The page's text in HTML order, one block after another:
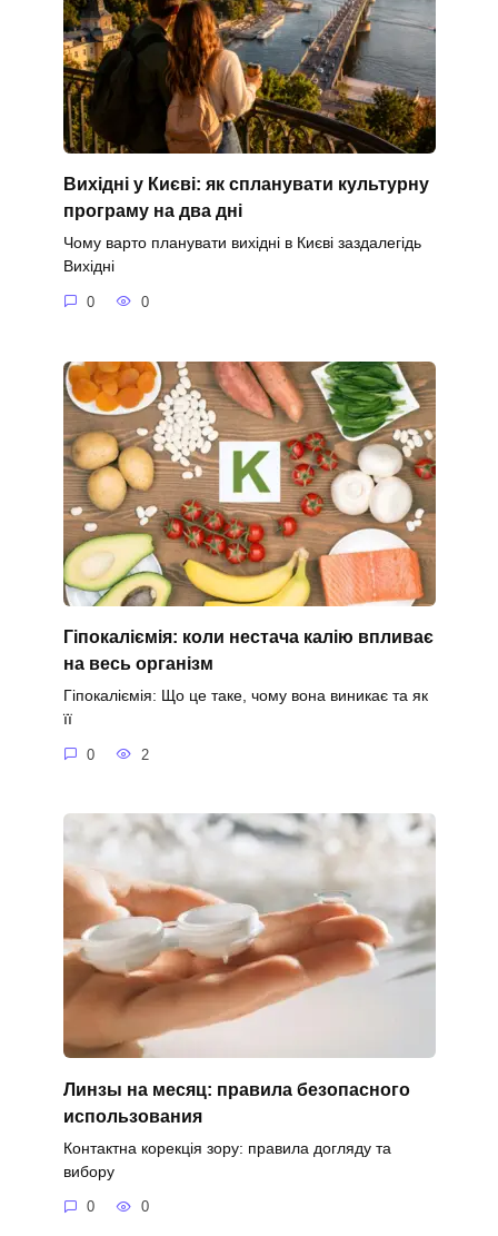
Вихідні у Києві: як спланувати культурну
програму на два дні
Чому варто планувати вихідні в Києві заздалегідь
Вихідні
0 0
Гіпокаліємія: коли нестача калію впливає
на весь організм
Гіпокаліємія: Що це таке, чому вона виникає та як
її
0 2
Линзы на месяц: правила безопасного
использования
Контактна корекція зору: правила догляду та
вибору
0 0